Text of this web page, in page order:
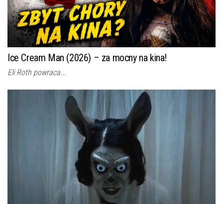
Ice Cream Man (2026) – za mocny na kina!
Eli Roth powraca...